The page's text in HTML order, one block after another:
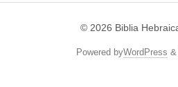
© 2026 Biblia
Powered byWordPress &